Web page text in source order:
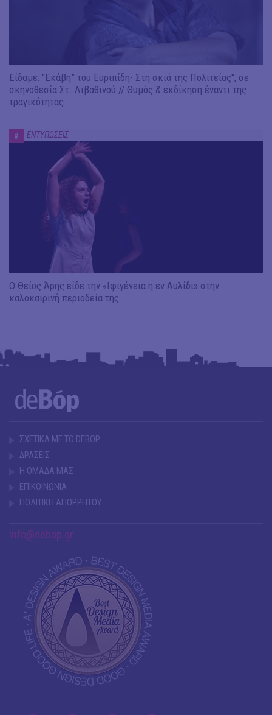
Είδαμε: "Εκάβη” του Ευριπίδη- Στη σκιά της Πολιτείας", σε
σκηνοθεσία Στ. Λιβαθινού // Θυμός & εκδίκηση έναντι της
τραγικότητας
# ΕΝΤΥΠΩΣΕΙΣ
Ο Θείος Άρης είδε την «Ιφιγένεια η εν Αυλίδι» στην
καλοκαιρινή περιοδεία της
ΣΧΕΤΙΚΑ ΜΕ ΤΟ DEBOP
ΔΡΑΣΕΙΣ
Η ΟΜΑΔΑ ΜΑΣ
ΕΠΙΚΟΙΝΩΝΙΑ
ΠΟΛΙΤΙΚΗ ΑΠΟΡΡΗΤΟΥ
info@debop.gr